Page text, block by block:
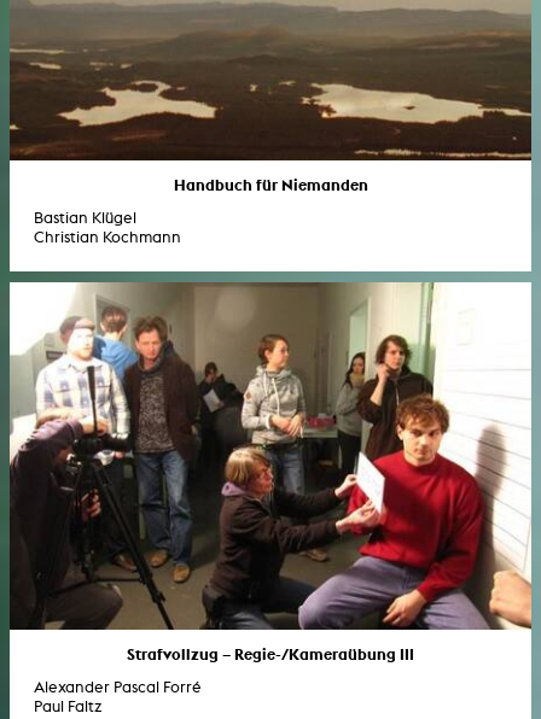
Handbuch für Niemanden
Bastian Klügel
Christian Kochmann
Strafvollzug – Regie-/Kameraübung III
Alexander Pascal Forré
Paul Faltz